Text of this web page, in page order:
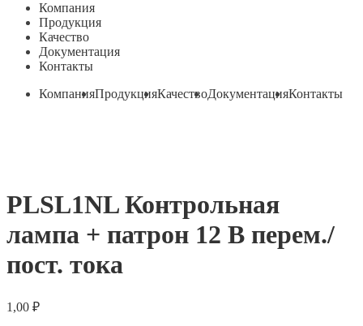
Компания
Продукция
Качество
Документация
Контакты
КомпанияПродукцияКачествоДокументацияКонтакты
PLSL1NL Контрольная
лампа + патрон 12 В перем./
пост. тока
1,00 ₽